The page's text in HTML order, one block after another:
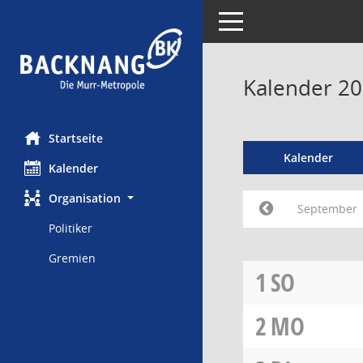
Startseite
Kalender
Organisation
Politiker
Gremien
Toggle navigation
Kalender
Kalender
September
1 SO
2MO